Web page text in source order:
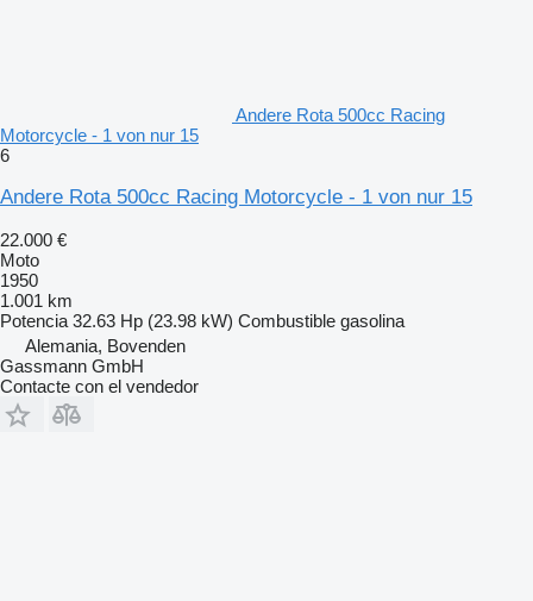
Andere Rota 500cc Racing
Motorcycle - 1 von nur 15
6
Andere Rota 500cc Racing Motorcycle - 1 von nur 15
22.000 €
Moto
1950
1.001 km
Potencia 32.63 Hp (23.98 kW) Combustible gasolina
Alemania, Bovenden
Gassmann GmbH
Contacte con el vendedor